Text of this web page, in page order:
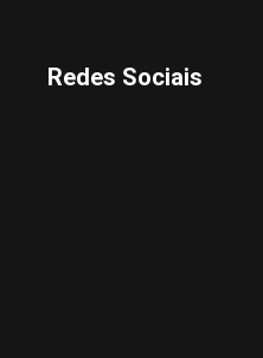
Redes Sociais